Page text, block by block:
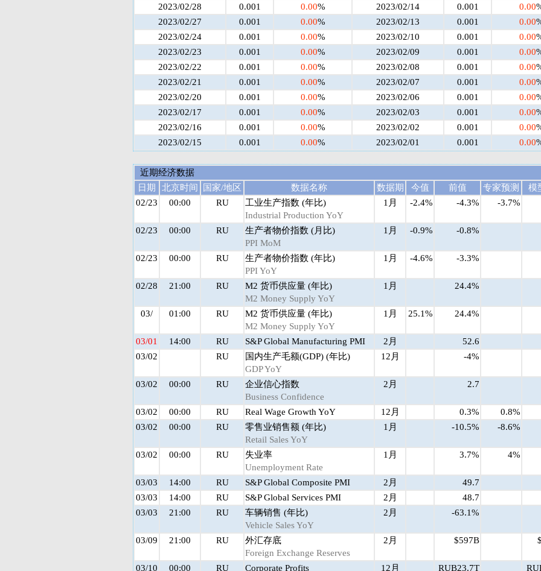
2023/02/28
0.001 0.00% 2023/02/14 0.001 0.00
2023/02/27
0.001 0.00% 2023/02/13 0.001 0.00
2023/02/24
0.001 0.00% 2023/02/10 0.001 0.00
2023/02/23
0.001 0.00% 2023/02/09 0.001 0.00
2023/02/22
0.001 0.00% 2023/02/08 0.001 0.00
2023/02/21
0.001 0.00% 2023/02/07 0.001 0.00
2023/02/20
0.001 0.00% 2023/02/06 0.001 0.00
2023/02/17
0.001 0.00% 2023/02/03 0.001 0.00
2023/02/16
0.001 0.00% 2023/02/02 0.001 0.00
2023/02/15
0.001 0.00% 2023/02/01 0.001 0.00
近期经济数据
日期
北京时间 国家/地区 数据名称 数据期 今值 前值 专家预测
模
02/23
00:00 RU
工业生产指数 (年比)
Industrial Production YoY
1月 -2.4% -4.3% -3.7%
02/23 00:00 RU
生产者物价指数 (月比)
PPI MoM
1月 -0.9% -0.8%
02/23 00:00 RU
生产者物价指数 (年比)
PPI YoY
1月 -4.6% -3.3%
02/28 21:00 RU
M2 货币供应量 (年比)
M2 Money Supply YoY
1月 24.4%
03/ 01:00 RU
M2 货币供应量 (年比)
M2 Money Supply YoY
1月 25.1% 24.4%
03/01 14:00 RU S&P Global Manufacturing PMI 2月 52.6
03/02
RU
国内生产毛额(GDP) (年比)
GDP YoY
12月 -4%
03/02 00:00 RU
企业信心指数
Business Confidence
2月 2.7
03/02 00:00 RU Real Wage Growth YoY 12月 0.3% 0.8%
03/02
00:00 RU
零售业销售额 (年比)
Retail Sales YoY
1月 -10.5% -8.6%
03/02 00:00 RU
失业率
Unemployment Rate
1月 3.7% 4%
03/03 14:00 RU S&P Global Composite PMI 2月 49.7
03/03
14:00 RU S&P Global Services PMI 2月 48.7
03/03
21:00 RU
车辆销售 (年比)
Vehicle Sales YoY
2月 -63.1%
03/09 21:00 RU
外汇存底
Foreign Exchange Reserves
2月 $597B
03/10 00:00 RU Corporate Profits 12月 RUB23.7T